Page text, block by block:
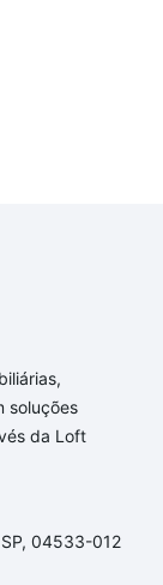
soluções
da Loft
04533-012